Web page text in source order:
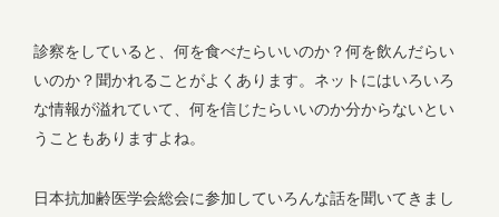
診察をしていると、何を食べたらいいのか？何を飲んだらい
いのか？聞かれることがよくあります。ネットにはいろいろ
な情報が溢れていて、何を信じたらいいのか分からないとい
うこともありますよね。
日本抗加齢医学会総会に参加していろんな話を聞いてきまし